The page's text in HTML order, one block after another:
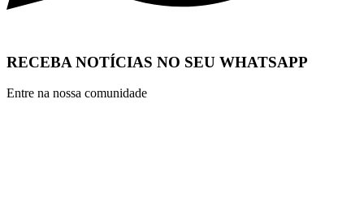
RECEBA NOTÍCIAS NO SEU WHATSAPP
Entre na nossa comunidade